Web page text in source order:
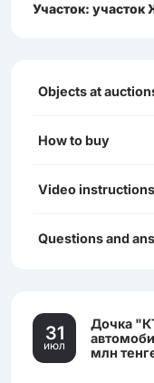
Участок:
Objects at
How to buy
Video instructions
Questions and
31
июл
Дочка
млн